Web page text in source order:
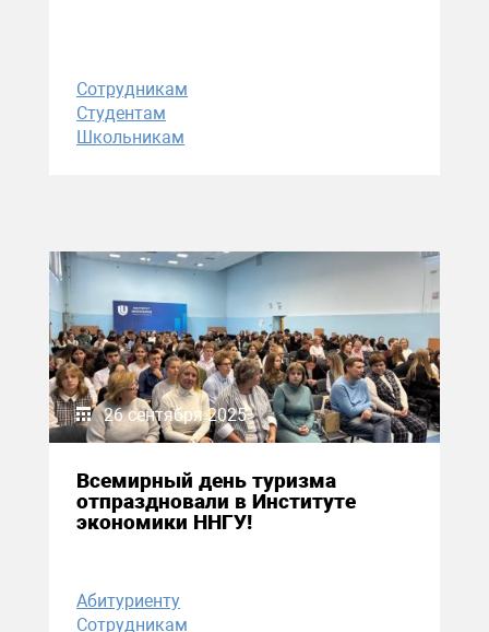
Сотрудникам
Студентам
Школьникам
26 сентября 2025
Всемирный день туризма
отпраздновали в Институте
экономики ННГУ!
Абитуриенту
Сотрудникам